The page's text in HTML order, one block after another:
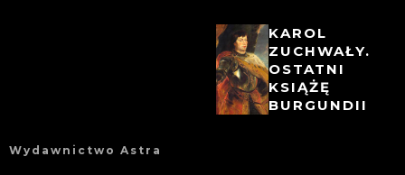
KAROL
ZUCHWAŁY.
OSTATNI
KSIĄŻĘ
BURGUNDII
Wydawnictwo Astra